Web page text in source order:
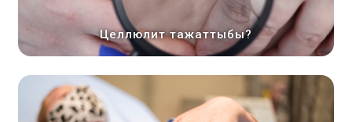
Целлюлит тажаттыбы?